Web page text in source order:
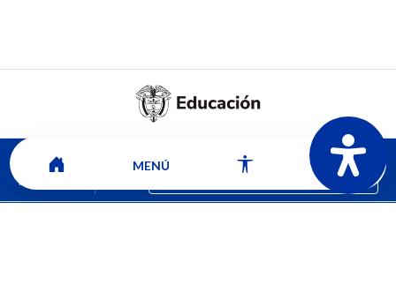
Mapa del sitio Ver ubicación y horarios de atención
MENÚ